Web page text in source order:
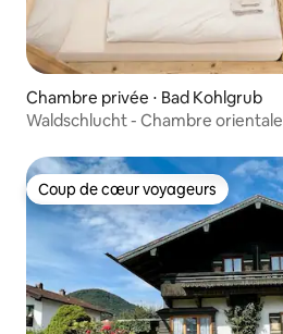
Chambre privée ⋅ Bad Kohlgrub
Waldschlucht - Chambre orientale
Coup de cœur voyageurs
Coup de cœur voyageurs